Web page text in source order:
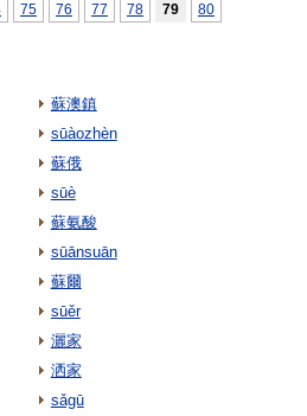
75 76 77 78 79
80
蘇澳鎮
sūàozhèn
蘇俄
sūè
蘇氨酸
sūānsuān
蘇爾
sūěr
灑家
洒家
sǎgū